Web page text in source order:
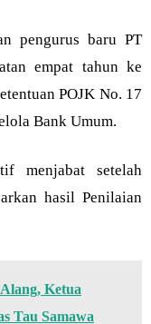
pengurus baru PT
empat tahun ke
POJK No. 17
Bank Umum.
menjabat setelah
hasil Penilaian
Ketua
Tau Samawa